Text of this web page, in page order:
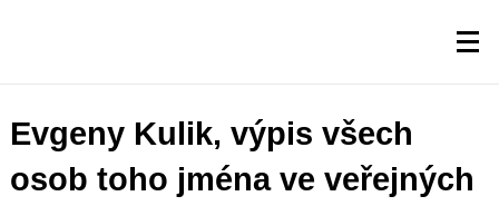
Evgeny Kulik, výpis všech
osob toho jména ve veřejných